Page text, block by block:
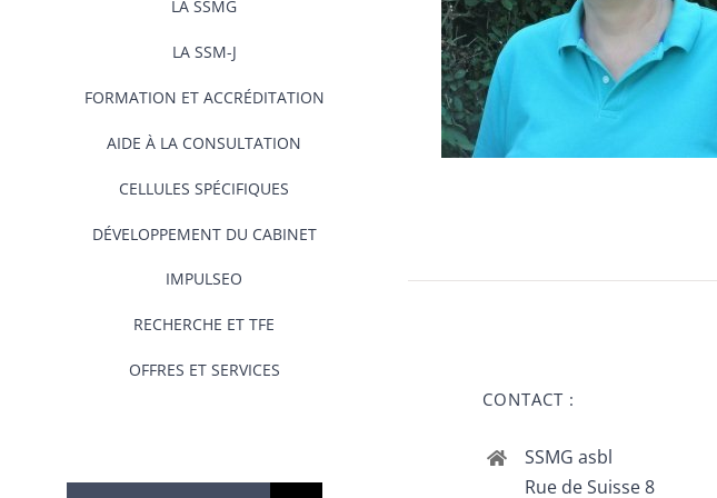
LA SSMG
LA SSM-J
FORMATION ET ACCRÉDITATION
AIDE À LA CONSULTATION
CELLULES SPÉCIFIQUES
DÉVELOPPEMENT DU CABINET
IMPULSEO
RECHERCHE ET TFE
OFFRES ET SERVICES
CONTACT :
SSMG asbl
Rue de Suisse 8